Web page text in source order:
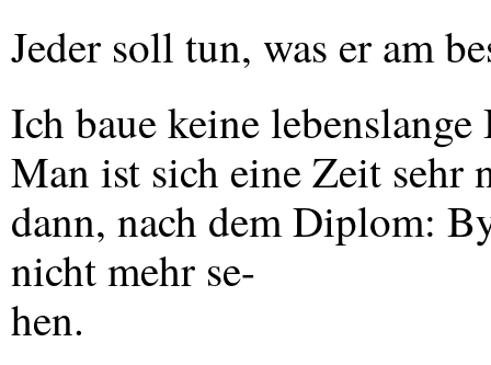
Jeder soll tun, was er am
Ich baue keine
Man ist sich eine Zeit sehr
dann, nach dem Diplom:
nicht mehr se-
hen.